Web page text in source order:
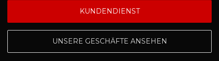
KUNDENDIENST
UNSERE GESCHÄFTE ANSEHEN